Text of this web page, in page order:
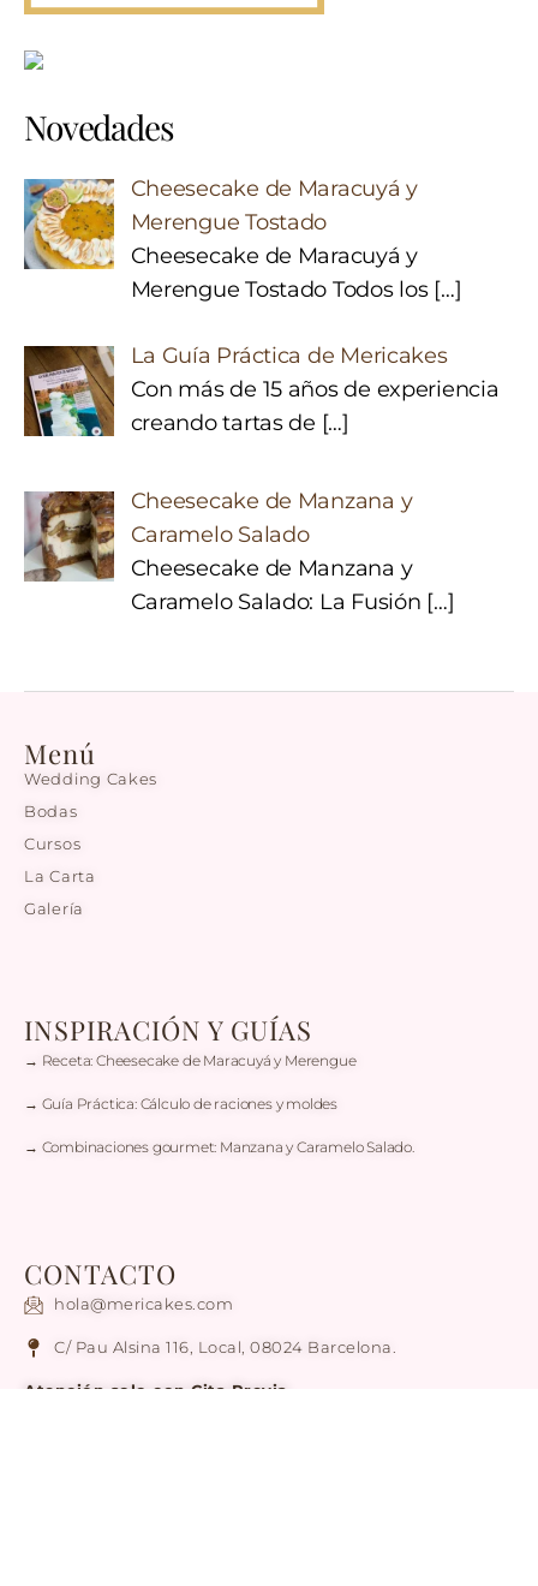
Novedades
Cheesecake de Maracuyá y
Merengue Tostado
Cheesecake de Maracuyá y
Merengue Tostado Todos los […]
La Guía Práctica de Mericakes
Con más de 15 años de experiencia
creando tartas de […]
Cheesecake de Manzana y
Caramelo Salado
Cheesecake de Manzana y
Caramelo Salado: La Fusión […]
Menú
Wedding Cakes
Bodas
Cursos
La Carta
Galería
INSPIRACIÓN Y GUÍAS
→ Receta: Cheesecake de Maracuyá y Merengue
→ Guía Práctica: Cálculo de raciones y moldes
→ Combinaciones gourmet: Manzana y Caramelo Salado.
CONTACTO
hola@mericakes.com
C/ Pau Alsina 116, Local, 08024 Barcelona.
Atención solo con Cita Previa